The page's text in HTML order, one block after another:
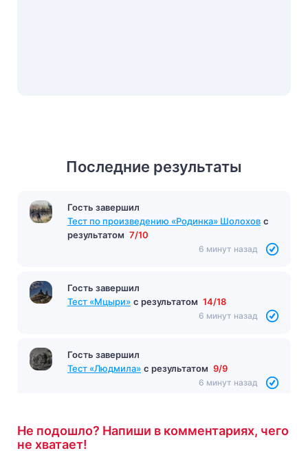
Последние результаты
Гость завершил
Тест по произведению «Родинка» Шолохов с
результатом 7/10
6 минут назад
Гость завершил
Тест «Мцыри» с результатом 14/18
6 минут назад
Гость завершил
Тест «Людмила» с результатом 9/9
6 минут назад
Не подошло? Напиши в комментариях, чего
не хватает!